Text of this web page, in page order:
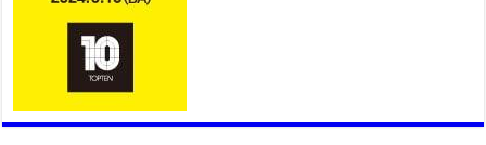
Үндэсний их баяр наадмын шагайн харваа
насанд хүрэгчдийн багийн харваагаар
үргэлжилж байна
2026 оны 7 сар 15 / 10 цаг 52 минут
Үндэсний их баяр наадмын хүчит бөхийн